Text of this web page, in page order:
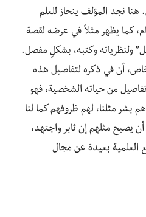
نجد المؤلف ينحاز للعلم
كما يظهر مثلاً في عرضه لقصة
ولنظرياته وكتبه، بشكلٍ مفصل.
أن في ذكره لتفاصيل هذه
من حياته الشخصية، فهو
بشر مثلنا، لهم ظروفهم كما لنا
يصبح مثلهم إن ثابر واجتهد،
العلمية بعيدة عن مجال